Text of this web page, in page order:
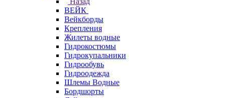
ВЕЙК
Вейкборды
Крепления
Жилеты водные
Гидрокостюмы
Гидрокупальники
Гидрообувь
Гидроодежда
Шлемы Водные
Бордшорты